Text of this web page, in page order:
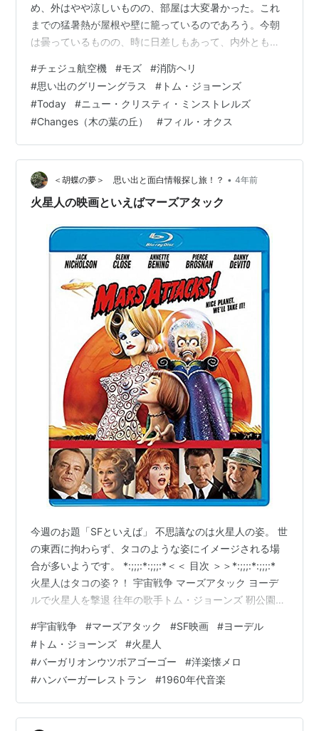
め、外はやや涼しいものの、部屋は大変暑かった。これ
までの猛暑熱が屋根や壁に籠っているのであろう。今朝
は曇っているものの、時に日差しもあって、内外ともに
ジ色のジェット旅客機が飛行していた。すぐに、雲の中
へと消えて行ったが、雲間の一瞬を撮影した。 その様子
は次の写真（１枚）のとおりである。 この写真から、機
体のロゴマーク「U air」が見える。 日本の飛行機ではな
さそう。調べてみると、韓国最大のLCC「チェジュ航空
機」であった。機体のロゴは「JE…
#チェジュ航空機 #モズ #消防ヘリ
#思い出のグリーングラス # トム・ジョーンズ
#Today #ニュー・クリスティ・ミンストレルズ
#Changes（木の葉の丘） #フィル・オクス
＜胡蝶の夢＞ 思い出と面白情報探し旅！？ • 4年前
火星人の映画といえばマーズアタック
今週のお題「SFといえば」 不思議なのは火星人の姿。 世
の東西に拘わらず、タコのような姿にイメージされる場
合が多いようです。 *:;;;:*:;;;:*＜＜ 目次 ＞＞*:;;;:*:;;;:*
火星人はタコの姿？！ 宇宙戦争 マーズアタック ヨーデ
ルで火星人を撃退 往年の歌手トム・ジョーンズ 靭公園近
*:;;;:*:;;;:**:;;;:*:;;;:**:;;;:*:;;;:**:;;;:*:;;;:* 火星人はタコの
姿？！ これは19世紀にH.G.ウェルズ（ハーバード・ジョ
ージ・ウェルズ）が書いた宇宙戦争という小説の挿絵の
影響。 原作…
#宇宙戦争 #マーズアタック #SF映画 #ヨーデル
# トム・ジョーンズ #火星人
#バーガリオンウツボアゴーゴー #洋楽懐メロ
#ハンバーガーレストラン #1960年代音楽